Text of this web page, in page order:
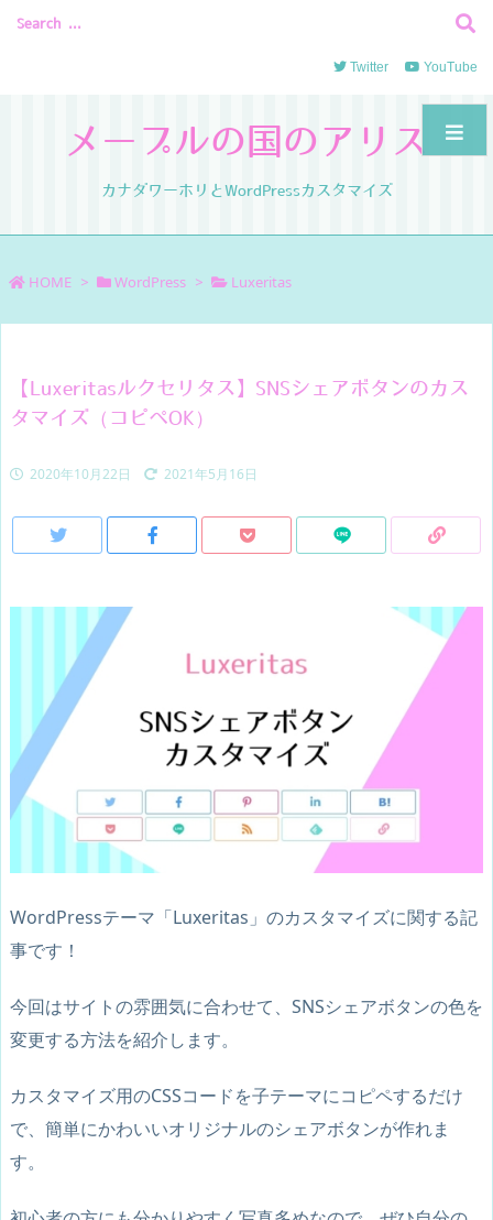
メープルの国のアリス
カナダワーホリとWordPressカスタマイズ
Twitter YouTube
HOME > WordPress > Luxeritas
【Luxeritasルクセリタス】SNSシェアボタンのカス
タマイズ（コピペOK）
2020年10月22日 2021年5月16日
WordPressテーマ「Luxeritas」のカスタマイズに関する記
事です！
今回はサイトの雰囲気に合わせて、SNSシェアボタンの色を
変更する方法を紹介します。
カスタマイズ用のCSSコードを子テーマにコピペするだけ
で、簡単にかわいいオリジナルのシェアボタンが作れま
す。